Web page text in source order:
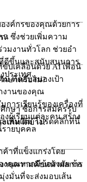
องค์กรของคุณด้วยการ
ซึ่งช่วยเพิ่มความ
มงานทั่วโลก ช่วยอํา
ดีขึ้นและสนับสนุนการ
ประเทศ
?
ขับเคลื่อนด้วย AI เพื่อนํ
ม ที่ตอบสนองเป้า
งานของคุณ
ารเรียนรู้ของเครื่องที่
งผู้เรียนแต่ละคน สร้าง
รายบุคคล
ษาหรือไม่?
กษา ซื้อการสมัครรับ
เพิ่มเติม โปรดคลิกที่นี่
ะเภทใดบ้าง?
ค้าที่แข็งแกร่งโดย
งคุณหากมีข้อสงสัย ข้อ
งมั่นที่จะส่งมอบเส้น
งานความคืบหน้าผลการ